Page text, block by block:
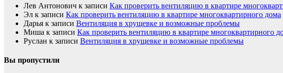
Лев Антонович к записи Как проверить вентиляцию в квартире
Эл к записи Как проверить вентиляцию в квартире многоквартирного дома
Дарья к записи Вентиляция в хрущевке и возможные проблемы
Миша к записи Как проверить вентиляцию в квартире многоквартирного
Руслан к записи Вентиляция в хрущевке и возможные проблемы
Вы пропустили